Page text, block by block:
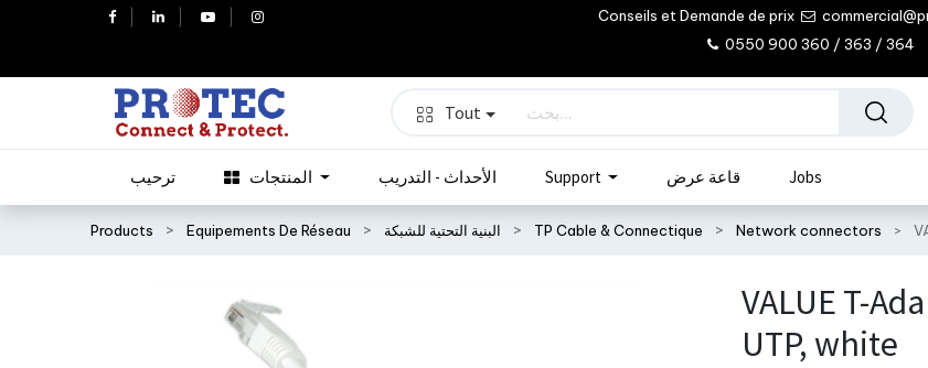
Conseils et Demande de prix
0550 900 360 / 363 / 364
Tout
ترحيب المنتجات الأحداث - التدريب Support قاعة عرض Jobs
Products Equipements De Réseau البنية التحتية للشبكة TP Cable & Connectique Network connectors
VALUE T-
UTP, white